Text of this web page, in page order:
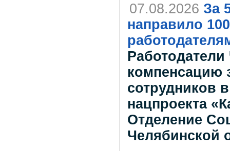
07.08.2026 За
направило
компенсацию
сотрудников
нацпроекта
Отделение
Челябинской